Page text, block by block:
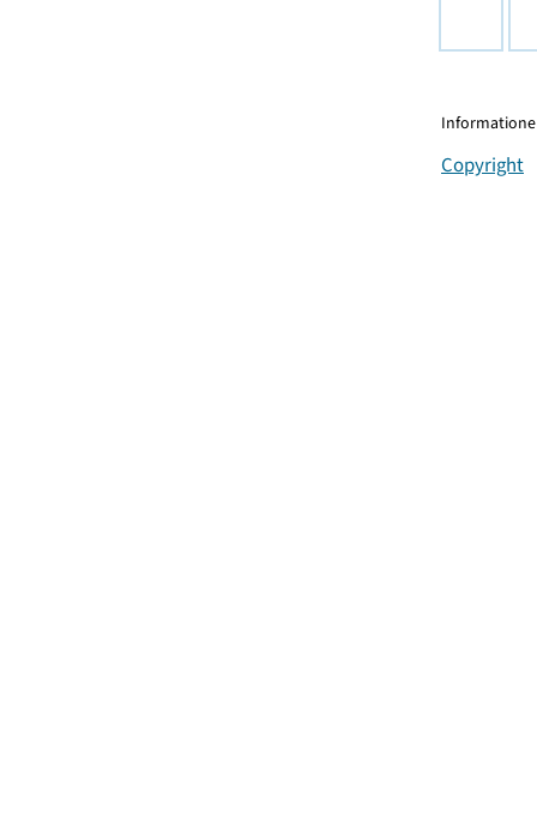
Copyright